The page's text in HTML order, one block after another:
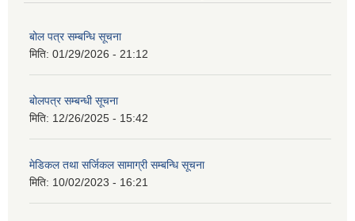
बोल पत्र सम्बन्धि सूचना
मिति: 01/29/2026 - 21:12
बोलपत्र सम्बन्धी सूचना
मिति: 12/26/2025 - 15:42
मेडिकल तथा सर्जिकल सामाग्री सम्बन्धि सूचना
मिति: 10/02/2023 - 16:21